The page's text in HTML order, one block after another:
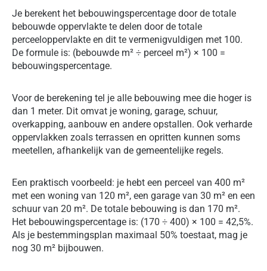
Je berekent het bebouwingspercentage door de totale
bebouwde oppervlakte te delen door de totale
perceeloppervlakte en dit te vermenigvuldigen met 100.
De formule is: (bebouwde m² ÷ perceel m²) × 100 =
bebouwingspercentage.
Voor de berekening tel je alle bebouwing mee die hoger is
dan 1 meter. Dit omvat je woning, garage, schuur,
overkapping, aanbouw en andere opstallen. Ook verharde
oppervlakken zoals terrassen en opritten kunnen soms
meetellen, afhankelijk van de gemeentelijke regels.
Een praktisch voorbeeld: je hebt een perceel van 400 m²
met een woning van 120 m², een garage van 30 m² en een
schuur van 20 m². De totale bebouwing is dan 170 m².
Het bebouwingspercentage is: (170 ÷ 400) × 100 = 42,5%.
Als je bestemmingsplan maximaal 50% toestaat, mag je
nog 30 m² bijbouwen.